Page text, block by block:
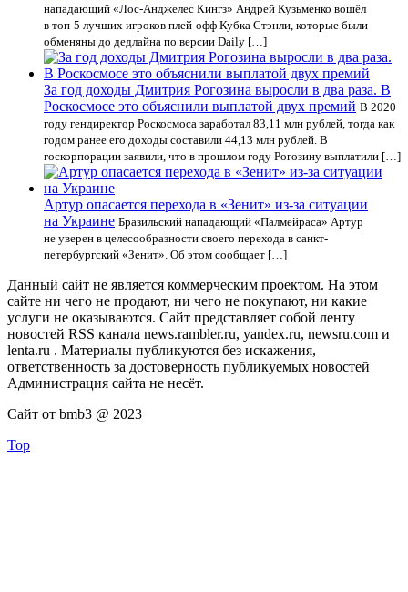
нападающий «Лос-Анджелес Кингз» Андрей Кузьменко вошёл
в топ-5 лучших игроков плей-офф Кубка Стэнли, которые были
обменяны до дедлайна по версии Daily […]
За год доходы Дмитрия Рогозина выросли в два раза. В
Роскосмосе это объяснили выплатой двух премий В 2020
году гендиректор Роскосмоса заработал 83,11 млн рублей, тогда как
годом ранее его доходы составили 44,13 млн рублей. В
госкорпорации заявили, что в прошлом году Рогозину выплатили […]
Артур опасается перехода в «Зенит» из-за ситуации
на Украине Бразильский нападающий «Палмейраса» Артур
не уверен в целесообразности своего перехода в санкт-
петербургский «Зенит». Об этом сообщает […]
Данный сайт не является коммерческим проектом. На этом
сайте ни чего не продают, ни чего не покупают, ни какие
услуги не оказываются. Сайт представляет собой ленту
новостей RSS канала news.rambler.ru, yandex.ru, newsru.com и
lenta.ru . Материалы публикуются без искажения,
ответственность за достоверность публикуемых новостей
Администрация сайта не несёт.
Сайт от bmb3 @ 2023
Top